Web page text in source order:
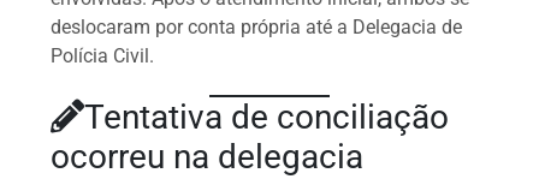
deslocaram por conta própria até a Delegacia de
Polícia Civil.
Tentativa de conciliação
ocorreu na delegacia